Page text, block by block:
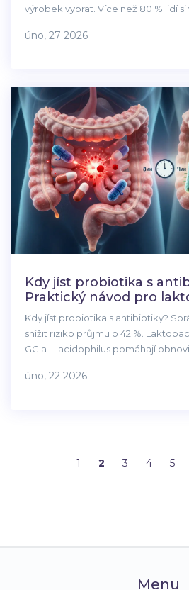
výrobek vybrat. Více než 80 % lidí
úno, 27 2026
Kdy jíst probiotika s
Praktický návod pro
Kdy jíst probiotika s antibiotiky?
snížit riziko průjmu o 42 %.
GG a L. acidophilus pomáhají
týdny po léčbě.
úno, 22 2026
1 2 3 4 5
Menu